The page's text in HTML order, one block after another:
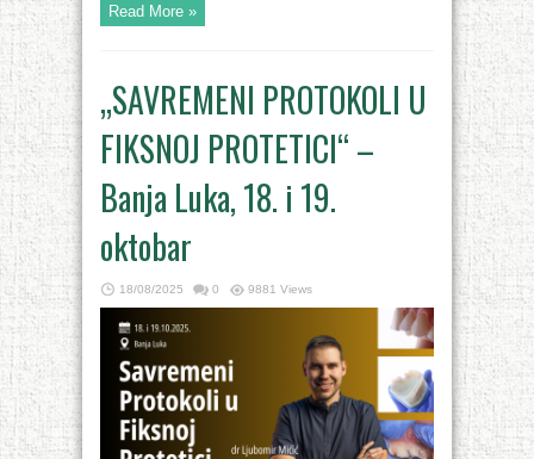
Read More »
„SAVREMENI PROTOKOLI U
FIKSNOJ PROTETICI“ –
Banja Luka, 18. i 19.
oktobar
18/08/2025 0 9881 Views